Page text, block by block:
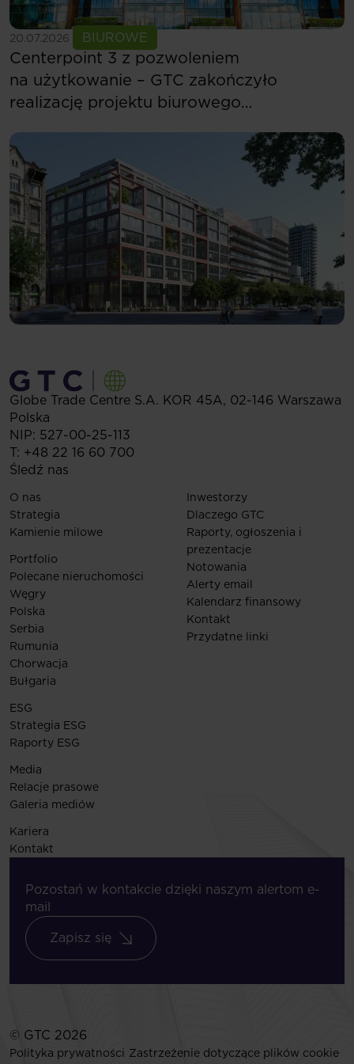
20.07.2026 BIUROWE
Zobacz więcej
Centerpoint 3 z pozwoleniem
na użytkowanie – GTC zakończyło
realizację projektu biurowego
Globe Trade Centre S.A. KOR 45A, 02-146 Warszawa
Polska
NIP: 527-00-25-113
T: +48 22 16 60 700
Śledź nas
O nas
Strategia
Kamienie milowe
Portfolio
Polecane nieruchomości
Węgry
Polska
Serbia
Rumunia
Chorwacja
Bułgaria
Inwestorzy
Dlaczego GTC
Raporty, ogłoszenia i
prezentacje
Notowania
Alerty email
Kalendarz finansowy
Kontakt
Przydatne linki
ESG
Strategia ESG
Raporty ESG
Media
Relacje prasowe
Galeria mediów
Kariera
Kontakt
Pozostań w kontakcie dzięki naszym alertom e-
mail
Zapisz się
© GTC 2026
Polityka prywatności Zastrzeżenie dotyczące plików cookie